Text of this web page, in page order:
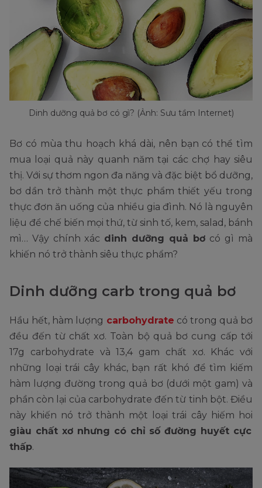
Dinh dưỡng quả bơ có gì? (Ảnh: Sưu tầm Internet)
Bơ có mùa thu hoạch khá dài, nên bạn có thể tìm
mua loại quả này quanh năm tại các chợ hay siêu
thị. Với sự thơm ngon đa năng và đặc biệt bổ dưỡng,
bơ dần trở thành một thực phẩm thiết yếu trong
thực đơn ăn uống của nhiều gia đình. Nó là nguyên
liệu để chế biến mọi thứ, từ sinh tố, kem, salad, bánh
mì… Vậy chính xác dinh dưỡng quả bơ có gì mà
khiến nó trở thành siêu thực phẩm?
Dinh dưỡng carb trong quả bơ
Hầu hết, hàm lượng carbohydrate có trong quả bơ
đều đến từ chất xơ. Toàn bộ quả bơ cung cấp tới
17g carbohydrate và 13,4 gam chất xơ. Khác với
những loại trái cây khác, bạn rất khó để tìm kiếm
hàm lượng đường trong quả bơ (dưới một gam) và
phần còn lại của carbohydrate đến từ tinh bột. Điều
này khiến nó trở thành một loại trái cây hiếm hoi
giàu chất xơ nhưng có chỉ số đường huyết cực
thấp.